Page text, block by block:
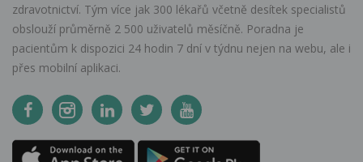
zdravotnictví. Tým více jak 300 lékařů včetně desítek specialistů
obslouží průměrně 2 500 uživatelů měsíčně. Poradna je
pacientům k dispozici 24 hodin 7 dní v týdnu nejen na webu, ale i
přes mobilní aplikaci.